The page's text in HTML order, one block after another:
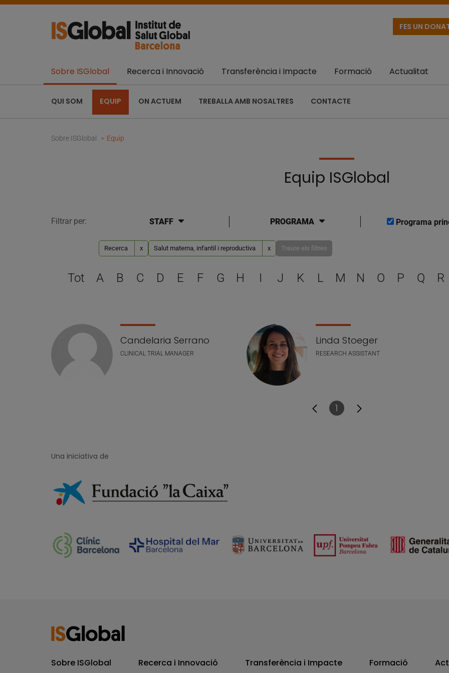
FES UN
Sobre ISGlobal
QUI SOM EQUIP ON ACTUEM TREBALLA AMB NOSALTRES CONTACTE
Recerca i Innovació Transferència i Impacte Formació Actualitat
Sobre ISGlobal Equip
Equip ISGlobal
Filtrar per: STAFF PROGRAMA Programa
Recerca x Salut materna, infantil i reproductiva x Treure els filtres
Escull una lletra per filtrar
Tot A B C D E F G H I J K L M N O P Q R
Llistat de personal
Candelaria Serrano
CLINICAL TRIAL MANAGER
Linda Stoeger
RESEARCH ASSISTANT
Pàgina
1
Una iniciativa de
Sobre ISGlobal Recerca i Innovació Transferència i Impacte Formació